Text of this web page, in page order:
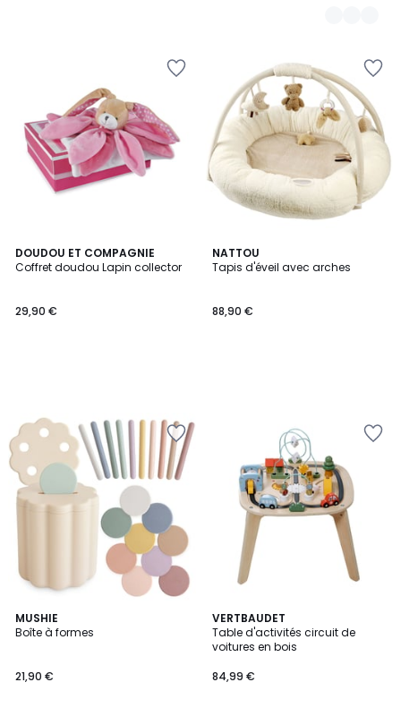
DOUDOU ET COMPAGNIE
Coffret doudou Lapin collector
29,90 €
NATTOU
Tapis d'éveil avec arches
88,90 €
MUSHIE
Boîte à formes
21,90 €
VERTBAUDET
Table d'activités circuit de
voitures en bois
84,99 €
2
/
5